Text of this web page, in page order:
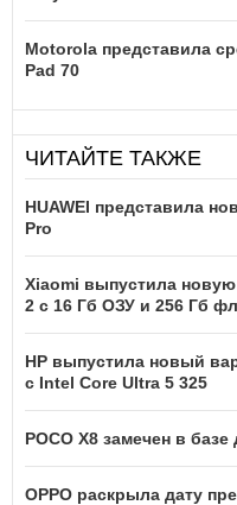
Motorola представила
Pad 70
ЧИТАЙТЕ ТАКЖЕ
HUAWEI представила
Pro
Xiaomi выпустила
2 с 16 Гб ОЗУ и 256 Гб
HP выпустила новый
с Intel Core Ultra 5 325
POCO X8 замечен в
OPPO раскрыла дату